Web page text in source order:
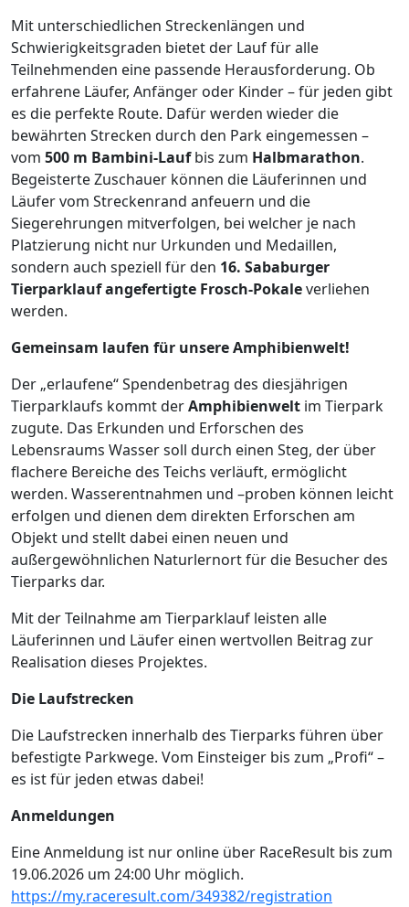
Mit unterschiedlichen Streckenlängen und
Schwierigkeitsgraden bietet der Lauf für alle
Teilnehmenden eine passende Herausforderung. Ob
erfahrene Läufer, Anfänger oder Kinder – für jeden gibt
es die perfekte Route. Dafür werden wieder die
bewährten Strecken durch den Park eingemessen –
vom 500 m Bambini-Laufbis zum Halbmarathon.
Begeisterte Zuschauer können die Läuferinnen und
Läufer vom Streckenrand anfeuern und die
Siegerehrungen mitverfolgen, bei welcher je nach
Platzierung nicht nur Urkunden und Medaillen,
sondern auch speziell für den 16. Sababurger
Tierparklauf angefertigte Frosch-Pokaleverliehen
werden.
Gemeinsam laufen für unsere Amphibienwelt!
Der „erlaufene“ Spendenbetrag des diesjährigen
Tierparklaufs kommt derAmphibienwelt im Tierpark
zugute. Das Erkunden und Erforschen des
Lebensraums Wasser soll durch einen Steg, der über
flachere Bereiche des Teichs verläuft, ermöglicht
werden. Wasserentnahmen und –proben können leicht
erfolgen und dienen dem direkten Erforschen am
Objekt und stellt dabei einen neuen und
außergewöhnlichen Naturlernort für die Besucher des
Tierparks dar.
Mit der Teilnahme am Tierparklauf leisten alle
Läuferinnen und Läufer einen wertvollen Beitrag zur
Realisation dieses Projektes.
Die Laufstrecken
Die Laufstrecken innerhalb des Tierparks führen über
befestigte Parkwege. Vom Einsteiger bis zum „Profi“ –
es ist für jeden etwas dabei!
Anmeldungen
Eine Anmeldung ist nur online über RaceResult bis zum
19.06.2026 um 24:00 Uhr möglich.
https://my.raceresult.com/349382/registration